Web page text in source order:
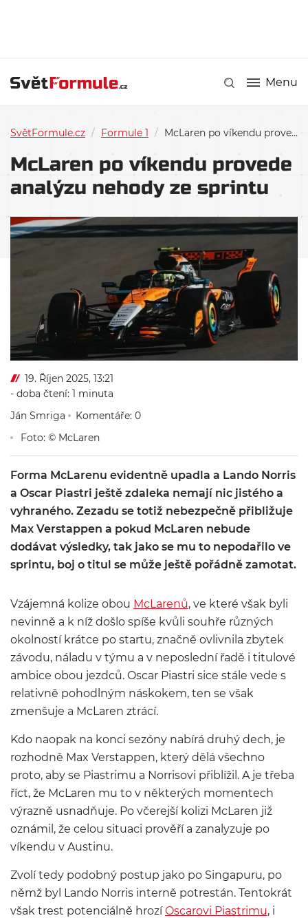
Menu
SvětFormule.cz / Formule 1 / McLaren po víkendu provede analýzu nehody ze sprintu
McLaren po víkendu provede
analýzu nehody ze sprintu
19. Říjen 2025, 13:21
- doba čtení: 1 minuta
Ján Smriga
Komentáře: 0
Foto: © McLaren
Forma McLarenu evidentně upadla a Lando Norris
a Oscar Piastri ještě zdaleka nemají nic jistého a
vyhraného. Zezadu se totiž nebezpečně přibližuje
Max Verstappen a pokud McLaren nebude
dodávat výsledky, tak jako se mu to nepodařilo ve
sprintu, boj o titul se může ještě pořádně zamotat.
Vzájemná kolize obou McLarenů, ve které však byli
nevinně a k níž došlo spíše kvůli souhře různých
okolností krátce po startu, značně ovlivnila zbytek
závodu, náladu v týmu a v neposlední řadě i titulové
ambice obou jezdců. Oscar Piastri sice stále vede s
relativně pohodlným náskokem, ten se však
zmenšuje a McLaren ztrácí.
Kdo naopak na konci sezóny nabírá druhý dech, je
rozhodně Max Verstappen, který dělá všechno
proto, aby se Piastrimu a Norrisovi přiblížil. A je třeba
říct, že McLaren mu to v některých momentech
výrazně usnadňuje. Po včerejší kolizi McLaren již
oznámil, že celou situaci prověří a zanalyzuje po
víkendu v Austinu.
Zvolí tedy podobný postup jako po Singapuru, po
němž byl Lando Norris interně potrestán. Tentokrát
však trest potenciálně hrozíOscarovi Piastrimu, i